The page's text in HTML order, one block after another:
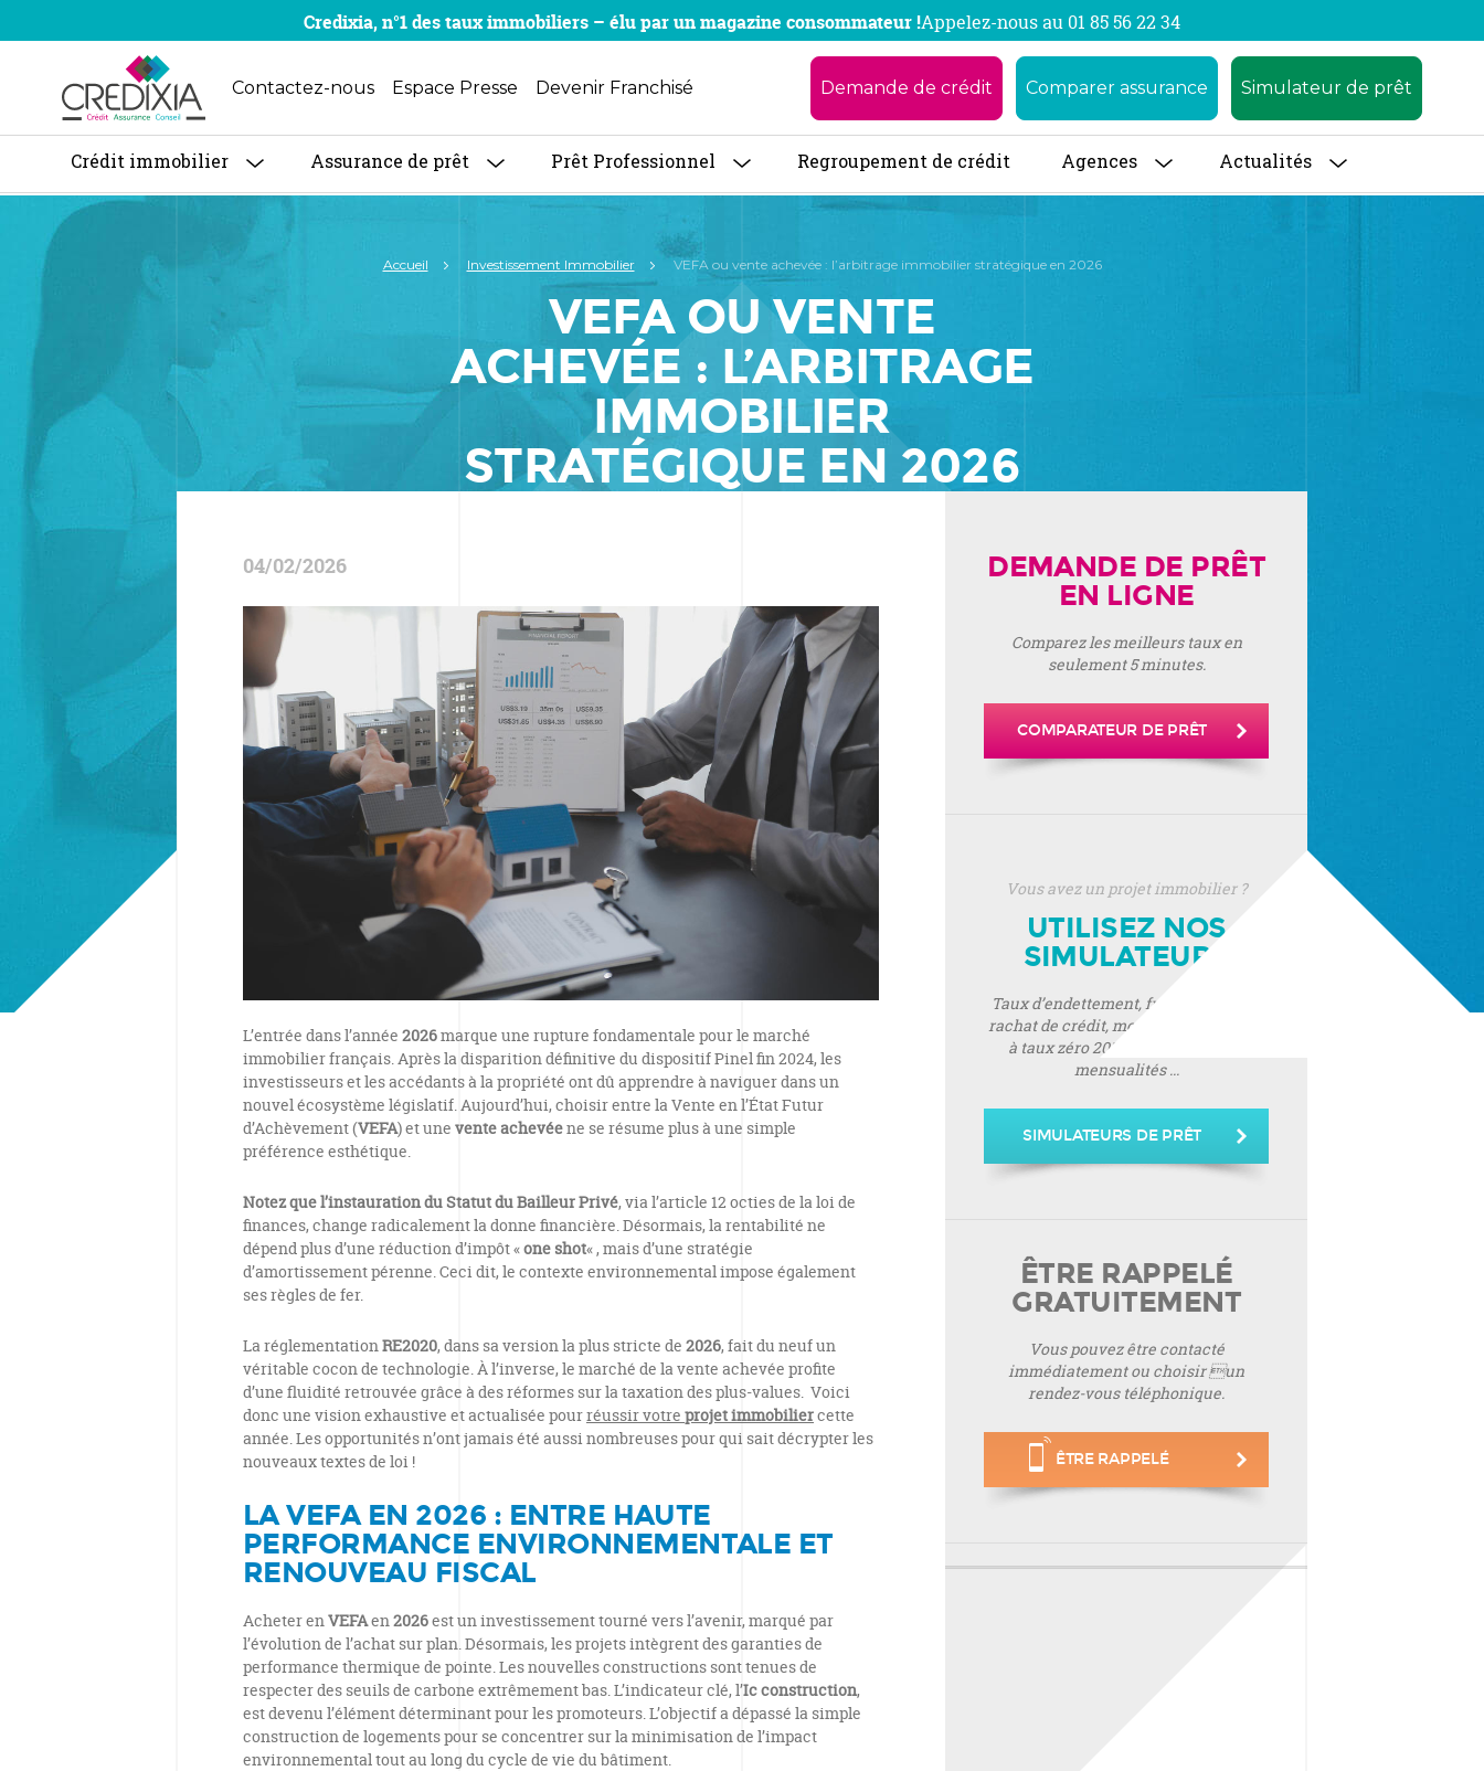
Credixia, n°1 des taux immobiliers – élu par un magazine consommateur !Appelez-nous au 01 85 56 22 34
Contactez-nous Espace Presse Devenir Franchisé Demande de crédit Comparer assurance Simulateur de prêt
Crédit immobilier Assurance de prêt Prêt Professionnel Regroupement de crédit Agences Actualités
Accueil Investissement Immobilier VEFA ou vente achevée : l’arbitrage immobilier stratégique en 2026
VEFA OU VENTE
ACHEVÉE : L’ARBITRAGE
IMMOBILIER
STRATÉGIQUE EN 2026
04/02/2026
L’entrée dans l’année 2026marque une rupture fondamentale pour le marché
immobilier français. Après la disparition définitive du dispositif Pinel fin 2024, les
investisseurs et les accédants à la propriété ont dû apprendre à naviguer dans un
nouvel écosystème législatif. Aujourd’hui, choisir entre la Vente en l’État Futur
d’Achèvement (VEFA) et une vente achevéene se résume plus à une simple
préférence esthétique.
Notez que l’instauration du Statut du Bailleur Privé, via l’article 12 octies de la loi de
finances, change radicalement la donne financière. Désormais, la rentabilité ne
dépend plus d’une réduction d’impôt «one shot« , mais d’une stratégie
d’amortissement pérenne. Ceci dit, le contexte environnemental impose également
ses règles de fer.
La réglementation RE2020, dans sa version la plus stricte de 2026, fait du neuf un
véritable cocon de technologie. À l’inverse, le marché de la vente achevée profite
d’une fluidité retrouvée grâce à des réformes sur la taxation des plus-values. Voici
donc une vision exhaustive et actualisée pourréussir votre projet immobiliercette
année. Les opportunités n’ont jamais été aussi nombreuses pour qui sait décrypter les
nouveaux textes de loi !
LA VEFA EN 2026 : ENTRE HAUTE
PERFORMANCE ENVIRONNEMENTALE ET
RENOUVEAU FISCAL
Acheter en VEFAen 2026est un investissement tourné vers l’avenir, marqué par
l’évolution de l’achat sur plan. Désormais, les projets intègrent des garanties de
performance thermique de pointe. Les nouvelles constructions sont tenues de
respecter des seuils de carbone extrêmement bas. L’indicateur clé, l’Ic construction,
est devenu l’élément déterminant pour les promoteurs. L’objectif a dépassé la simple
construction de logements pour se concentrer sur la minimisation de l’impact
environnemental tout au long du cycle de vie du bâtiment.
DEMANDE DE PRÊT
EN LIGNE
Comparez les meilleurs taux en
seulement 5 minutes.
COMPARATEUR DE PRÊT
Vous avez un projet immobilier ?
UTILISEZ NOS
SIMULATEURS
Taux d’endettement, frais de notaire,
rachat de crédit, montant de prêt, prêt
à taux zéro 2019, montant de vos
mensualités ...
SIMULATEURS DE PRÊT
ÊTRE RAPPELÉ
GRATUITEMENT
Vous pouvez être contacté
immédiatement ou choisir un
rendez-vous téléphonique.
ÊTRE RAPPELÉ